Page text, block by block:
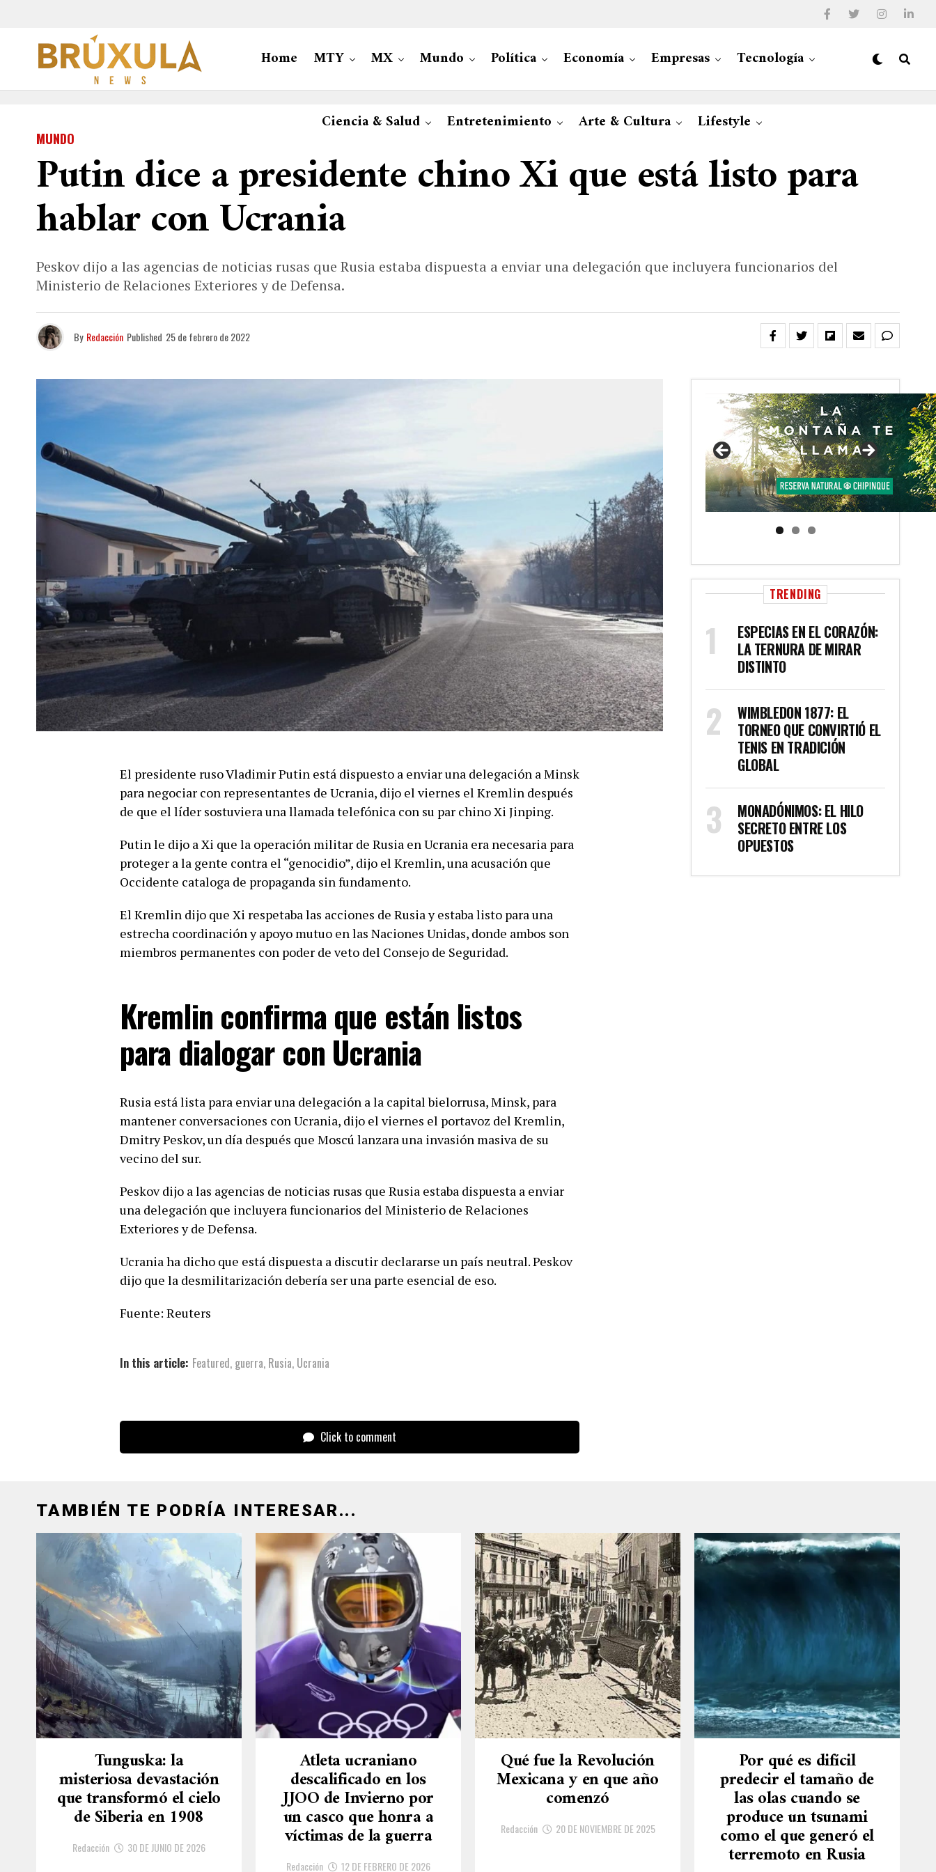
Home MTY MX Mundo Política Economía Empresas Tecnología
Ciencia & Salud Entretenimiento Arte & Cultura Lifestyle
MUNDO
Putin dice a presidente chino Xi que está listo para
hablar con Ucrania
Peskov dijo a las agencias de noticias rusas que Rusia estaba dispuesta a enviar una delegación que incluyera funcionarios del
Ministerio de Relaciones Exteriores y de Defensa.
By Redacción Published 25 de febrero de 2022
El presidente ruso Vladimir Putin está dispuesto a enviar una delegación a Minsk
para negociar con representantes de Ucrania, dijo el viernes el Kremlin después
de que el líder sostuviera una llamada telefónica con su par chino Xi Jinping.
Putin le dijo a Xi que la operación militar de Rusia en Ucrania era necesaria para
proteger a la gente contra el “genocidio”, dijo el Kremlin, una acusación que
Occidente cataloga de propaganda sin fundamento.
El Kremlin dijo que Xi respetaba las acciones de Rusia y estaba listo para una
estrecha coordinación y apoyo mutuo en las Naciones Unidas, donde ambos son
miembros permanentes con poder de veto del Consejo de Seguridad.
Kremlin confirma que están listos
para dialogar con Ucrania
Rusia está lista para enviar una delegación a la capital bielorrusa, Minsk, para
mantener conversaciones con Ucrania, dijo el viernes el portavoz del Kremlin,
Dmitry Peskov, un día después que Moscú lanzara una invasión masiva de su
vecino del sur.
Peskov dijo a las agencias de noticias rusas que Rusia estaba dispuesta a enviar
una delegación que incluyera funcionarios del Ministerio de Relaciones
Exteriores y de Defensa.
Ucrania ha dicho que está dispuesta a discutir declararse un país neutral. Peskov
dijo que la desmilitarización debería ser una parte esencial de eso.
Fuente: Reuters
In this article: Featured, guerra, Rusia, Ucrania
Click to comment
TRENDING
ESPECIAS EN EL CORAZÓN:
LA TERNURA DE MIRAR
DISTINTO
WIMBLEDON 1877: EL
TORNEO QUE CONVIRTIÓ EL
TENIS EN TRADICIÓN
GLOBAL
MONADÓNIMOS: EL HILO
SECRETO ENTRE LOS
OPUESTOS
TAMBIÉN TE PODRÍA INTERESAR...
Tunguska: la
misteriosa devastación
que transformó el cielo
de Siberia en 1908
Redacción 30 DE JUNIO DE 2026
Atleta ucraniano
descalificado en los
JJOO de Invierno por
un casco que honra a
víctimas de la guerra
Redacción 12 DE FEBRERO DE 2026
Qué fue la Revolución
Mexicana y en que año
comenzó
Redacción 20 DE NOVIEMBRE DE 2025
Por qué es difícil
predecir el tamaño de
las olas cuando se
produce un tsunami
como el que generó el
terremoto en Rusia